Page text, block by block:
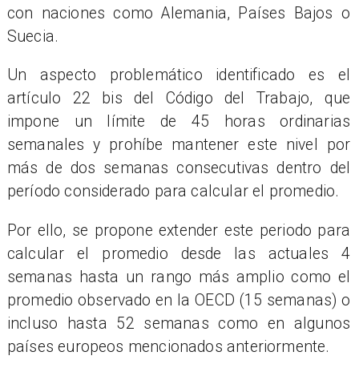
con naciones como Alemania, Países Bajos o
Suecia.
Un aspecto problemático identificado es el
artículo 22 bis del Código del Trabajo, que
impone un límite de 45 horas ordinarias
semanales y prohíbe mantener este nivel por
más de dos semanas consecutivas dentro del
período considerado para calcular el promedio.
Por ello, se propone extender este periodo para
calcular el promedio desde las actuales 4
semanas hasta un rango más amplio como el
promedio observado en la OECD (15 semanas) o
incluso hasta 52 semanas como en algunos
países europeos mencionados anteriormente.